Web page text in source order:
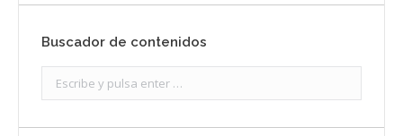
Buscador de contenidos